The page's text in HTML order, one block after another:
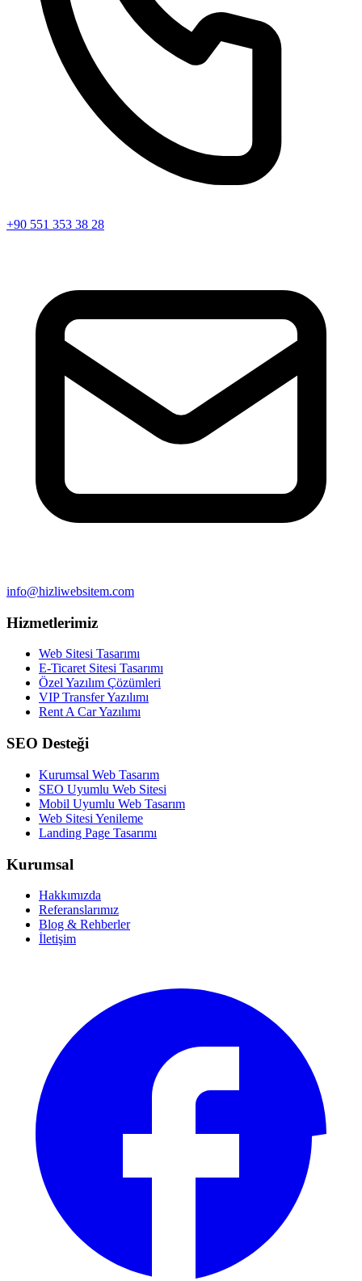
+90 551 353 38 28
info@hizliwebsitem.com
Hizmetlerimiz
Web Sitesi Tasarımı
E-Ticaret Sitesi Tasarımı
Özel Yazılım Çözümleri
VIP Transfer Yazılımı
Rent A Car Yazılımı
SEO Desteği
Kurumsal Web Tasarım
SEO Uyumlu Web Sitesi
Mobil Uyumlu Web Tasarım
Web Sitesi Yenileme
Landing Page Tasarımı
Kurumsal
Hakkımızda
Referanslarımız
Blog & Rehberler
İletişim